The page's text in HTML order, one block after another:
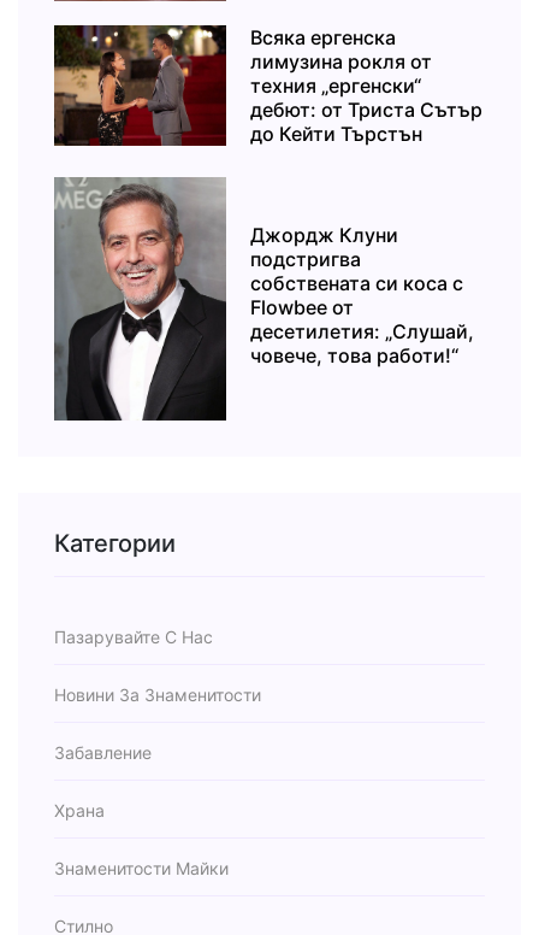
Всяка ергенска
лимузина рокля от
техния „ергенски“
дебют: от Триста Сътър
до Кейти Търстън
Джордж Клуни
подстригва
собствената си коса с
Flowbee от
десетилетия: „Слушай,
човече, това работи!“
Категории
Пазарувайте С Нас
Новини За Знаменитости
Забавление
Храна
Знаменитости Майки
Стилно